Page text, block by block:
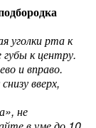
уголки рта к
к центру.
и вправо.
вверх,
не